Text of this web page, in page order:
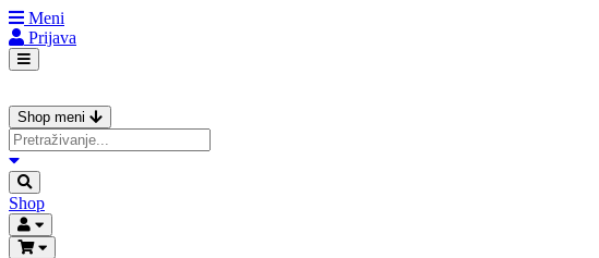
Meni
Prijava
Shop meni
Shop